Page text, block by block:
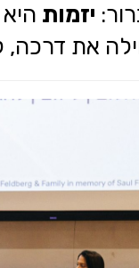
יזמות
את דרכה,